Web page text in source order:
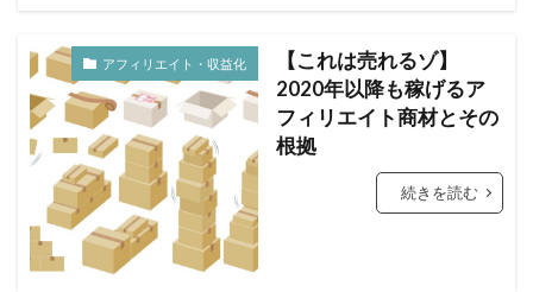
アフィリエイト・収益化
【これは売れるゾ】
2020年以降も稼げるア
フィリエイト商材とその
根拠
続きを読む